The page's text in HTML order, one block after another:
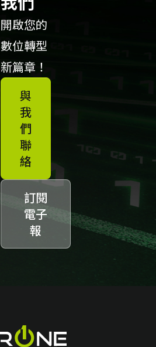
開啟您的
數位轉型
新篇章！
與
我
們
聯
絡
訂閱
電子
報